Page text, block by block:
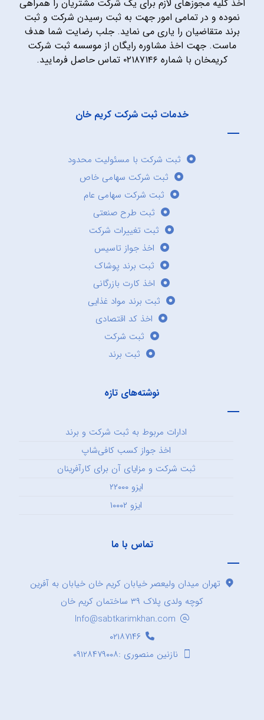
اخذ کلیه مجوزهای لازم برای یک شرکت مشتریان را همراهی
نموده و در تمامی امور جهت به ثبت رسیدن شرکت و ثبت
برند متقاضیان را یاری می نماید. جلب رضایت شما هدف
ماست. جهت اخذ مشاوره رایگان از موسسه ثبت شرکت
کریمخان با شماره ۰۲۱۸۷۱۴۶ تماس حاصل فرمایید.
خدمات ثبت شرکت کریم خان
ثبت شرکت با مسئولیت محدود
ثبت شرکت سهامی خاص
ثبت شرکت سهامی عام
ثبت طرح صنعتی
ثبت تغییرات شرکت
اخذ جواز تاسیس
ثبت برند پوشاک
اخذ کارت بازرگانی
ثبت برند مواد غذایی
اخذ کد اقتصادی
ثبت شرکت
ثبت برند
نوشته‌های تازه
ادارات مربوط به ثبت شرکت و برند
اخذ جواز کسب کافی‌شاپ
ثبت شرکت و مزایای آن برای کارآفرینان
ایزو ۲۲۰۰۰
ایزو ۱۰۰۰۲
تماس با ما
تهران میدان ولیعصر خیابان کریم خان خیابان به آفرین
کوچه ولدی پلاک ۳۹ ساختمان کریم خان
Info@sabtkarimkhan.com
۰۲۱۸۷۱۴۶
نازنین منصوری :۰۹۱۲۸۴۷۹۰۰۸